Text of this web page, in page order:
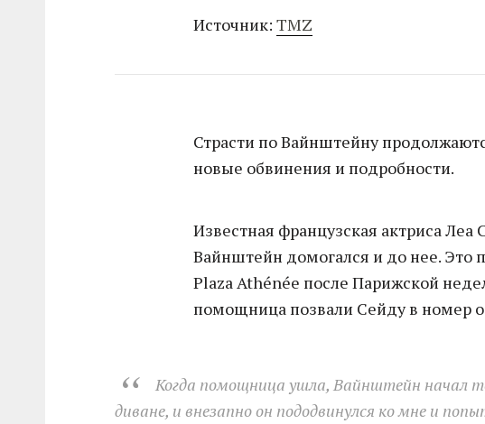
Источник:TMZ
Страсти по Вайнштейну
новые обвинения и подробности.
Известная французская актриса Леа
Вайнштейн домогался и до нее. Это
Plaza Athénée после Парижской
помощница позвали Сейду в номер
Когда помощница ушла, Вайнштейн начал
диване, и внезапно он пододвинулся ко мне и